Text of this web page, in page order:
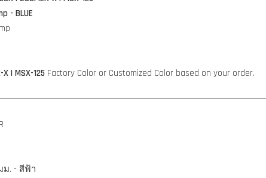
- BLUE
X | MSX-125 Factory Color or Customized Color based on your order.
ม. - สีฟ้า